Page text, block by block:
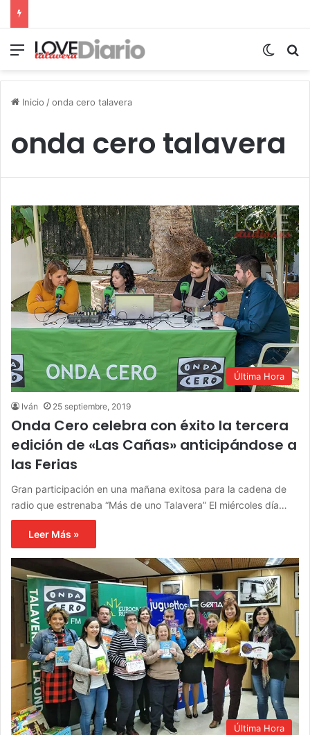
Menú
Inicio /onda cero talavera
onda cero talavera
Última Hora
Iván 25 septiembre, 2019
Onda Cero celebra con éxito la tercera
edición de «Las Cañas» anticipándose a
las Ferias
Gran participación en una mañana exitosa para la cadena de
radio que estrenaba “Más de uno Talavera” El miércoles día…
Leer Más »
Última Hora